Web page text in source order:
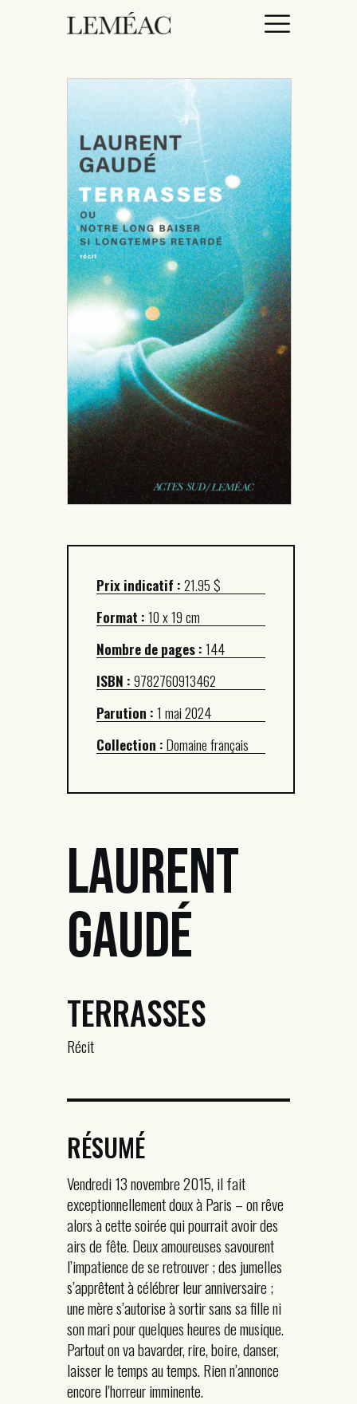
ACCUEIL
CATALOGUE
AUTEURICES
DROITS / RIGHTS
À PROPOS
Prix indicatif :21.95 $
Format :10 x 19 cm
Nombre de pages :144
ISBN :9782760913462
Parution :1 mai 2024
Collection :Domaine français
Laurent
Gaudé
TERRASSES
Récit
RÉSUMÉ
Vendredi 13 novembre 2015, il fait
exceptionnellement doux à Paris – on rêve
alors à cette soirée qui pourrait avoir des
airs de fête. Deux amoureuses savourent
l’impatience de se retrouver ; des jumelles
s’apprêtent à célébrer leur anniversaire ;
une mère s’autorise à sortir sans sa fille ni
son mari pour quelques heures de musique.
Partout on va bavarder, rire, boire, danser,
laisser le temps au temps. Rien n’annonce
encore l’horreur imminente.